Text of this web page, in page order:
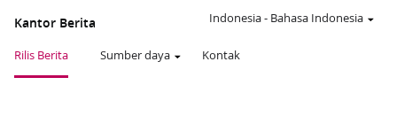
Kantor Berita
Rilis Berita Sumber daya Kontak
Indonesia- Bahasa Indonesia